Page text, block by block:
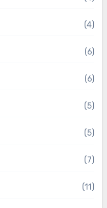
(4)
(6)
(6)
(5)
(5)
(7)
(11)